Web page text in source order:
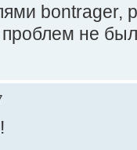
bontrager,
не